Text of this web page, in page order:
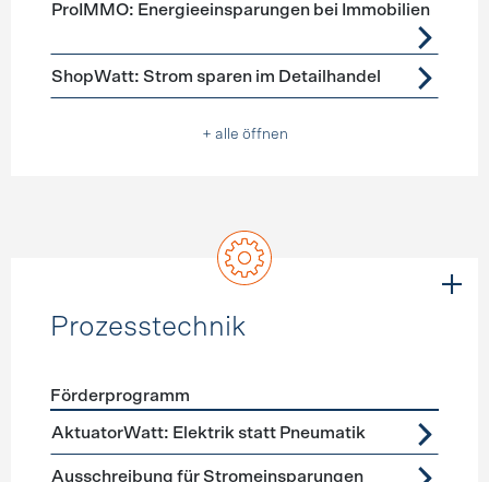
ProIMMO: Energieeinsparungen bei Immobilien
ShopWatt: Strom sparen im Detailhandel
+ alle öffnen
Prozesstechnik
Förderprogramme Prozesstechnik
Förderprogramm
AktuatorWatt: Elektrik statt Pneumatik
Ausschreibung für Stromeinsparungen